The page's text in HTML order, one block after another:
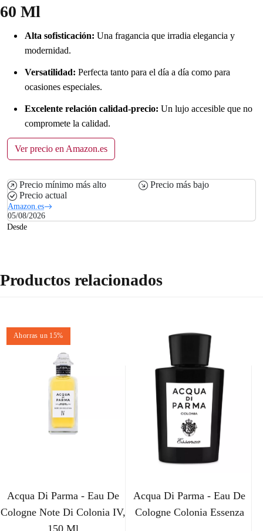
60 Ml
Alta sofisticación: Una fragancia que irradia elegancia y
modernidad.
Versatilidad: Perfecta tanto para el día a día como para
ocasiones especiales.
Excelente relación calidad-precio: Un lujo accesible que no
compromete la calidad.
Ver precio en Amazon.es
Precio mínimo más alto
Precio más bajo
Precio actual
Amazon.es
05/08/2026
Desde
Productos relacionados
Ahorras un 15%
Acqua Di Parma - Eau De
Cologne Note Di Colonia IV,
Acqua Di Parma - Eau De
Cologne Colonia Essenza